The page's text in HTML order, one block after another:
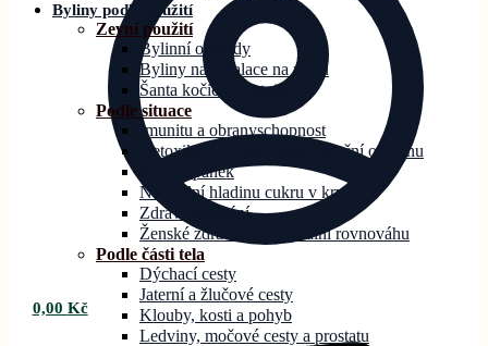
0,00 Kč
Byliny podle použití
Zevní použití
Bylinní obklady
Byliny na inhalace na rýmu
Šanta kočičí – Catnip
Podle situace
Imunitu a obranyschopnost
Detoxikaci, očistu a antioxidační ochranu
Klid a spánek
Normální hladinu cukru v krvi
Zdravé zažívání
Ženské zdraví a hormonální rovnováhu
Podle části tela
Dýchací cesty
Jaterní a žlučové cesty
Klouby, kosti a pohyb
Ledviny, močové cesty a prostatu